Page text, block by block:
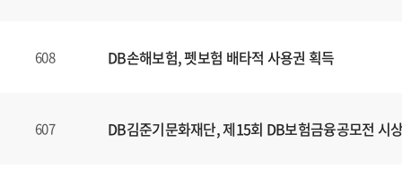
608 DB손해보험, 펫보험 배타적 사용권 획득
607 DB김준기문화재단, 제15회 DB보험금융공모전 시